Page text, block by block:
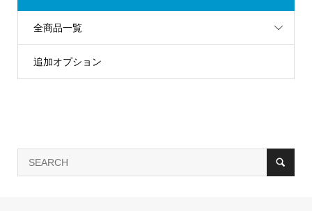
全商品一覧
追加オプション